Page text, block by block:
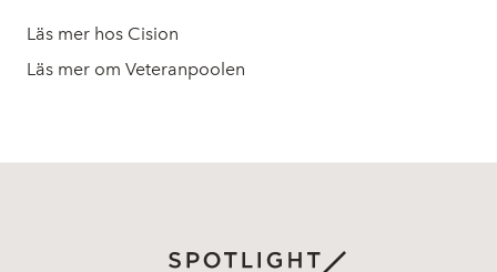
Läs mer hos Cision
Läs mer om Veteranpoolen